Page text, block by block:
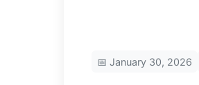
📅 January 30, 2026